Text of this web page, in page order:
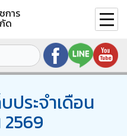
การ
ด
ประจำเดือน
2569